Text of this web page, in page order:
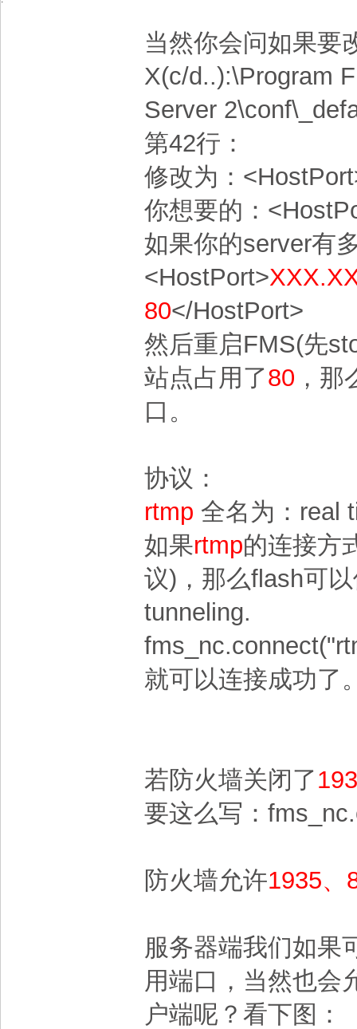
当然你会问如果要
X(c/d..):\Program
Server
第42行：
修改为：
你想要的：
如果你的server有
<HostPort>
80</HostPort>
然后重启FMS(先
站点占用了80 ，
口。
协议：
rtmp 全名为： real
如果rtmp的连接方
议)，那么flash可
tunneling.
就可以连接成功了
若防火墙关闭了
要这么写：
防火墙允许1935、
服务器端我们如果
用端口，当然也会
户端呢？看下图：